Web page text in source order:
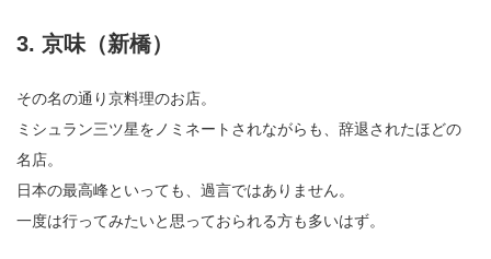
3. 京味（新橋）
その名の通り京料理のお店。
ミシュラン三ツ星をノミネートされながらも、辞退されたほどの
名店。
日本の最高峰といっても、過言ではありません。
一度は行ってみたいと思っておられる方も多いはず。